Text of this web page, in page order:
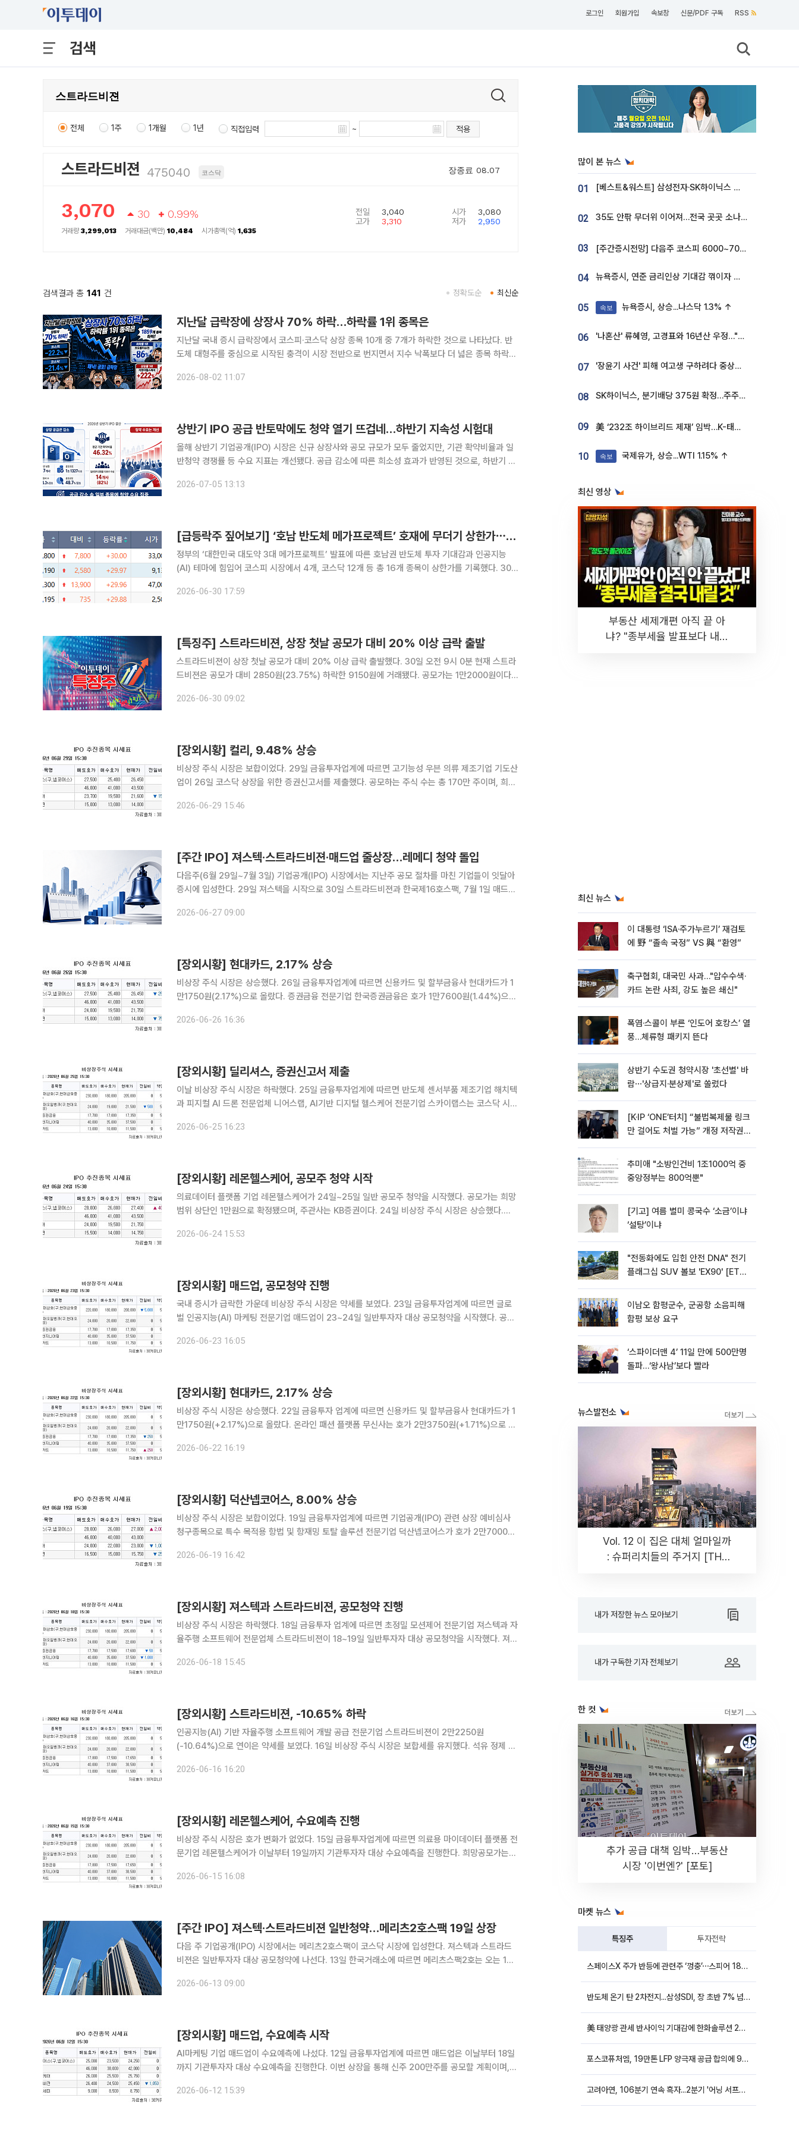
로그인 회원가입 속보창 신문/PDF 구독 RSS
검색
전체 1주 1개월 1년 직접입력 ~ 적용
스트라드비젼 475040 코스닥 장종료 08.07
3,070 30 0.99%
거래량3,299,013 거래대금(백만) 10,484 시가총액(억) 1,635
전일
3,040
고가
3,310
시가
3,080
저가
2,950
검색결과 총 141 건 최신순
정확도순
지난달 급락장에 상장사 70% 하락…하락률 1위 종목은
지난달 국내 증시 급락장에서 코스피·코스닥 상장 종목 10개 중 7개가 하락한 것으로 나타났다. 반
도체 대형주를 중심으로 시작된 충격이 시장 전반으로 번지면서 지수 낙폭보다 더 넓은 종목 하락이
비 마이너스 수익률을 기록한 종목은 1859개로 집계됐다. 전
2026-08-02 11:07
상반기 IPO 공급 반토막에도 청약 열기 뜨겁네…하반기 지속성 시험대
올해 상반기 기업공개(IPO) 시장은 신규 상장사와 공모 규모가 모두 줄었지만, 기관 확약비율과 일
반청약 경쟁률 등 수요 지표는 개선됐다. 공급 감소에 따른 희소성 효과가 반영된 것으로, 하반기 공
IPO 현황’에 따르면 올해 상반기 신규 상장사는 총
2026-07-05 13:13
[급등락주 짚어보기] ‘호남 반도체 메가프로젝트’ 호재에 무더기 상한가⋯AI에 쏠린 투심
정부의 ‘대한민국 대도약 3대 메가프로젝트’ 발표에 따른 호남권 반도체 투자 기대감과 인공지능
(AI) 테마에 힘입어 코스피 시장에서 4개, 코스닥 12개 등 총 16개 종목이 상한가를 기록했다. 30
2026-06-30 17:59
[특징주] 스트라드비젼, 상장 첫날 공모가 대비 20% 이상 급락 출발
스트라드비젼이 상장 첫날 공모가 대비 20% 이상 급락 출발했다. 30일 오전 9시 0분 현재 스트라
드비젼은 공모가 대비 2850원(23.75%) 하락한 9150원에 거래됐다. 공모가는 1만2000원이다.
다수의 양산 프로젝트를 수행해 왔으며, 현
2026-06-30 09:02
[장외시황] 컬리, 9.48% 상승
비상장 주식 시장은 보합이었다. 29일 금융투자업계에 따르면 고기능성 우븐 의류 제조기업 기도산
업이 26일 코스닥 상장을 위한 증권신고서를 제출했다. 공모하는 주식 수는 총 170만 주이며, 희망
로 특수 목적용 항법 및 항재밍 토탈 솔루션 전문업체 덕
2026-06-29 15:46
[주간 IPO] 져스텍·스트라드비젼·매드업 줄상장…레메디 청약 돌입
다음주(6월 29일~7월 3일) 기업공개(IPO) 시장에서는 지난주 공모 절차를 마친 기업들이 잇달아
증시에 입성한다. 29일 져스텍을 시작으로 30일 스트라드비젼과 한국제16호스팩, 7월 1일 매드업
2026-06-27 09:00
[장외시황] 현대카드, 2.17% 상승
비상장 주식 시장은 상승했다. 26일 금융투자업계에 따르면 신용카드 및 할부금융사 현대카드가 1
만1750원(2.17%)으로 올랐다. 증권금융 전문기업 한국증권금융은 호가 1만7600원(1.44%)으로
랫폼 운영기업 카카오모빌리티는 1만150원(-0.49
2026-06-26 16:36
[장외시황] 딜리셔스, 증권신고서 제출
이날 비상장 주식 시장은 하락했다. 25일 금융투자업계에 따르면 반도체 센서부품 제조기업 해치텍
과 피지컬 AI 드론 전문업체 니어스랩, AI기반 디지털 헬스케어 전문기업 스카이랩스는 코스닥 시장
증권신고서를 제출했다. 수요예측은 7월 23~29일, 일반
2026-06-25 16:23
[장외시황] 레몬헬스케어, 공모주 청약 시작
의료데이터 플랫폼 기업 레몬헬스케어가 24일~25일 일반 공모주 청약을 시작했다. 공모가는 희망
범위 상단인 1만원으로 확정됐으며, 주관사는 KB증권이다. 24일 비상장 주식 시장은 상승했다.
체 덕산넵코어스(넵코어스)가 2만7400원(+1.48%)으로 올
2026-06-24 15:53
[장외시황] 매드업, 공모청약 진행
국내 증시가 급락한 가운데 비상장 주식 시장은 약세를 보였다. 23일 금융투자업계에 따르면 글로
벌 인공지능(AI) 마케팅 전문기업 매드업이 23~24일 일반투자자 대상 공모청약을 시작했다. 공모
개(IPO) 관련 상장 예비심사 청구종목으로 특수 목적용 항
2026-06-23 16:05
[장외시황] 현대카드, 2.17% 상승
비상장 주식 시장은 상승했다. 22일 금융투자 업계에 따르면 신용카드 및 할부금융사 현대카드가 1
만1750원(+2.17%)으로 올랐다. 온라인 패션 플랫폼 무신사는 호가 2만3750원(+1.71%)으로 상
문업체 한국증권금융은 1만7350원(-1.42%)으로
2026-06-22 16:19
[장외시황] 덕산넵코어스, 8.00% 상승
비상장 주식 시장은 보합이었다. 19일 금융투자업계에 따르면 기업공개(IPO) 관련 상장 예비심사
청구종목으로 특수 목적용 항법 및 항재밍 토탈 솔루션 전문기업 덕산넵코어스가 호가 2만7000원
2026-06-19 16:42
[장외시황] 져스텍과 스트라드비젼, 공모청약 진행
비상장 주식 시장은 하락했다. 18일 금융투자 업계에 따르면 초정밀 모션제어 전문기업 져스텍과 자
율주행 소프트웨어 전문업체 스트라드비젼이 18~19일 일반투자자 대상 공모청약을 시작했다. 져스
공모가는 각각 1만2500원, 1만2000원으로 확정되었다
2026-06-18 15:45
[장외시황] 스트라드비젼, -10.65% 하락
인공지능(AI) 기반 자율주행 소프트웨어 개발 공급 전문기업 스트라드비젼이 2만2250원
(-10.64%)으로 연이은 약세를 보였다. 16일 비상장 주식 시장은 보합세를 유지했다. 석유 정제 전
를 기록했다. 새벽배송 전문업체 오아시스는 호가 6950원(-0.7
2026-06-16 16:20
[장외시황] 레몬헬스케어, 수요예측 진행
비상장 주식 시장은 호가 변화가 없었다. 15일 금융투자업계에 따르면 의료용 마이데이터 플랫폼 전
문기업 레몬헬스케어가 이날부터 19일까지 기관투자자 대상 수요예측을 진행한다. 희망공모가는
수 목적용 항법 및 항재밍 토탈 솔루션 전문업체 덕산넵코어스(구.넵코
2026-06-15 16:08
[주간 IPO] 져스텍·스트라드비젼 일반청약…메리츠2호스팩 19일 상장
다음 주 기업공개(IPO) 시장에서는 메리츠2호스팩이 코스닥 시장에 입성한다. 져스텍과 스트라드
비젼은 일반투자자 대상 공모청약에 나선다. 13일 한국거래소에 따르면 메리츠스팩2호는 오는 19
기업 져스텍은 18~19일 일반투자자 대상 공모청약을 진행한다.
2026-06-13 09:00
[장외시황] 매드업, 수요예측 시작
AI마케팅 기업 매드업이 수요예측에 나섰다. 12일 금융투자업계에 따르면 매드업은 이날부터 18일
까지 기관투자자 대상 수요예측을 진행한다. 이번 상장을 통해 신주 200만주를 공모할 계획이며,
체 한국증권금융은 호가 1만7650원(0.57%)으로 오
2026-06-12 15:39
많이 본 뉴스
01 [베스트&워스트] 삼성전자·SK하이닉스 밀린 한 주…상상인증권은 85% 급등
02 35도 안팎 무더위 이어져…전국 곳곳 소나기 [오늘 날씨]
03 [주간증시전망] 다음주 코스피 6000~7000⋯“外人 수급은 정책이 변수”
04 뉴욕증시, 연준 금리인상 기대감 꺾이자 상승...S&P500 사상 최고치 [종합]
05 속보 뉴욕증시, 상승...나스닥 1.3% ↑
06 '나혼산' 류혜영, 고경표와 16년산 우정…"자취방서 부모님과 마주쳐"
07 '장윤기 사건' 피해 여고생 구하려다 중상…고교생 의상자 지정
08 SK하이닉스, 분기배당 375원 확정…주주환원책 9월로 앞당겨 발표
09 美 ‘232조 하이브리드 제재’ 임박…K-태양광, 불확실성 털고 날개 다나
10 속보 국제유가, 상승...WTI 1.15% ↑
최신 영상
부동산 세제개편 아직 끝 아
냐? "종부세율 발표보다 내릴
최신 뉴스
이 대통령 ‘ISA·주가누르기’ 재검토
에 野 “졸속 국정” VS 與 “환영”
축구협회, 대국민 사과…"압수수색·
카드 논란 사죄, 강도 높은 쇄신"
폭염·스콜이 부른 ‘인도어 호캉스’ 열
풍…체류형 패키지 뜬다
상반기 수도권 청약시장 '초선별' 바
람⋯'상급지·분상제'로 쏠렸다
[K·IP ‘ONE’터치] “불법복제물 링크
만 걸어도 처벌 가능” 개정 저작권
추미애 "소방인건비 1조1000억 중
중앙정부는 800억뿐"
[기고] 여름 별미 콩국수 ‘소금’이냐
‘설탕’이냐
"전동화에도 입힌 안전 DNA" 전기
플래그십 SUV 볼보 'EX90' [ET의
이남오 함평군수, 군공항 소음피해
함평 보상 요구
‘스파이더맨 4’ 11일 만에 500만명
돌파…‘왕사남’보다 빨라
뉴스발전소
Vol. 12 이 집은 대체 얼마일까
: 슈퍼리치들의 주거지 [THE
내가 저장한 뉴스 모아보기
내가 구독한 기자 전체보기
한 컷
추가 공급 대책 임박…부동산
시장 '이번엔?' [포토]
마켓 뉴스
특징주 투자전략
스페이스X 주가 반등에 관련주 ‘껑충’⋯스피어 18%ㆍ에이치브이엠 12%↑
반도체 온기 탄 2차전지...삼성SDI, 장 초반 7% 넘게 껑충
美 태양광 관세 반사이익 기대감에 한화솔루션 20%대·OCI홀딩스 14%대 급등
포스코퓨처엠, 19만톤 LFP 양극재 공급 합의에 9%대 강세
고려아연, 106분기 연속 흑자...2분기 '어닝 서프라이즈'에 장 초반 12%대 강세